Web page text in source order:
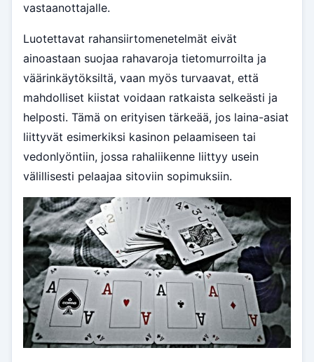
vastaanottajalle.
Luotettavat rahansiirtomenetelmät eivät
ainoastaan suojaa rahavaroja tietomurroilta ja
väärinkäytöksiltä, vaan myös turvaavat, että
mahdolliset kiistat voidaan ratkaista selkeästi ja
helposti. Tämä on erityisen tärkeää, jos laina-asiat
liittyvät esimerkiksi kasinon pelaamiseen tai
vedonlyöntiin, jossa rahaliikenne liittyy usein
välillisesti pelaajaa sitoviin sopimuksiin.